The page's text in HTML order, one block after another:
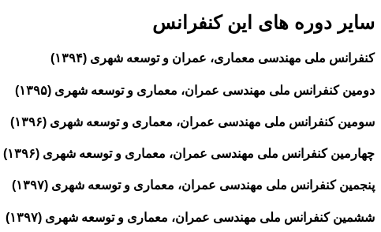
سایر دوره های این کنفرانس
کنفرانس ملی مهندسی معماری، عمران و توسعه شهری (۱۳۹۴)
دومین کنفرانس ملی مهندسی عمران، معماری و توسعه شهری (۱۳۹۵)
سومین کنفرانس ملی مهندسی عمران، معماری و توسعه شهری (۱۳۹۶)
چهارمین کنفرانس ملی مهندسی عمران، معماری و توسعه شهری (۱۳۹۶)
پنجمین کنفرانس ملی مهندسی عمران، معماری و توسعه شهری (۱۳۹۷)
ششمین کنفرانس ملی مهندسی عمران، معماری و توسعه شهری (۱۳۹۷)